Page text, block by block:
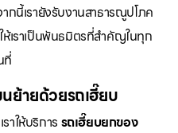
กนี้เรายังรับงานสาธารณูปโภค
เราเป็นพันธมิตรที่สำคัญในทุก
ที่
ย้ายด้วยรถเฮี๊ยบ
าให้บริการ รถเฮี๊ยบยกของ